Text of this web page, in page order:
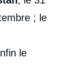
; le
le